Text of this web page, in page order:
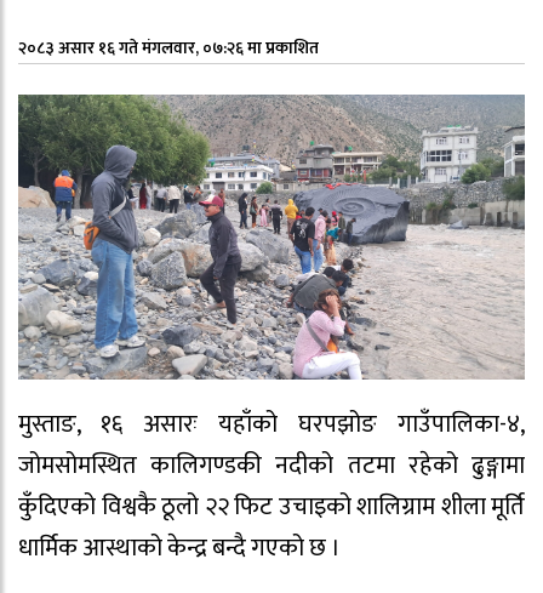
२०८३ असार १६ गते मंगलवार, ०७:२६ मा प्रकाशित
मुस्ताङ, १६ असारः यहाँको घरपझोङ गाउँपालिका-४,
जोमसोमस्थित कालिगण्डकी नदीको तटमा रहेको ढुङ्गामा
कुँदिएको विश्वकै ठूलो २२ फिट उचाइको शालिग्राम शीला मूर्ति
धार्मिक आस्थाको केन्द्र बन्दै गएको छ ।